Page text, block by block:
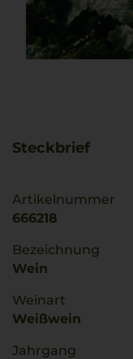
Steckbrief
Artikelnummer
666218
Bezeichnung
Wein
Weinart
Weißwein
Jahrgang